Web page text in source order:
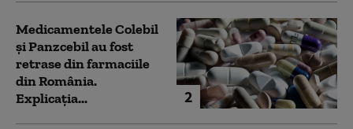
2
Medicamentele Colebil
și Panzcebil au fost
retrase din farmaciile
din România.
Explicația...